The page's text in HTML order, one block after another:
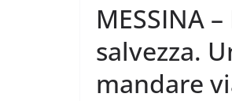
MESSINA
salvezza.
mandare